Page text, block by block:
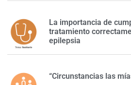
La importancia de
tratamiento
epilepsia
“Circunstancias las